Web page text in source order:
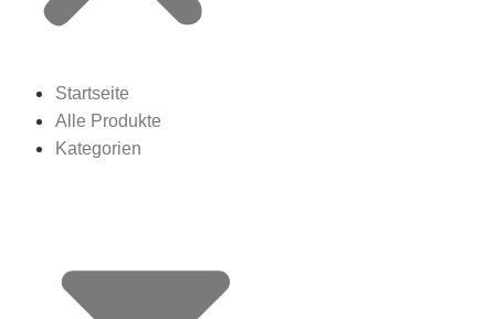
Startseite
Alle Produkte
Kategorien